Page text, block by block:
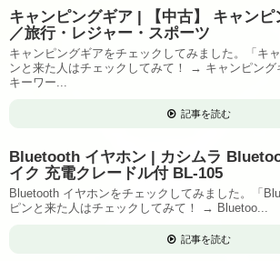
キャンピングギア | 【中古】 キャンピ
／旅行・レジャー・スポーツ
キャンピングギアをチェックしてみました。「キ
ンと来た人はチェックしてみて！ → キャンピング
キーワー...
記事を読む
Bluetooth イヤホン | カシムラ
イク 充電クレードル付 BL-105
Bluetooth イヤホンをチェックしてみました。「
ピンと来た人はチェックしてみて！ → Bluetoo...
記事を読む